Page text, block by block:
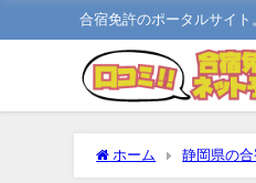
合宿免許のポータルサイト
ホーム 静岡県の